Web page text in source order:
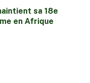
sa 18e
en Afrique